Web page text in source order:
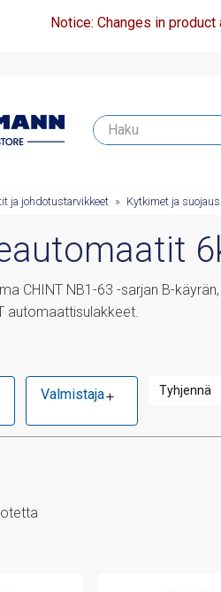
Notice: Changes in
ja johdotustarvikkeet » Kytkimet ja
CHINT NB1-63 -sarjan B-
automaattisulakkeet.
Valmistaja Tyhjennä